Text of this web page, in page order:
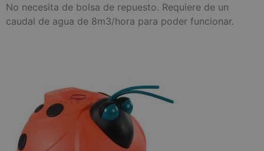
No necesita de bolsa de repuesto. Requiere de un
caudal de agua de 8m3/hora para poder funcionar.